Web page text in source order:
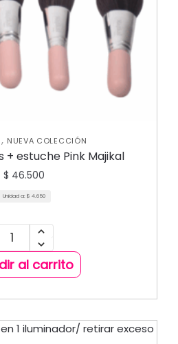
, NUEVA COLECCIÓN
+ estuche Pink Majikal
$ 46.500
Unidad a: $ 4.650
al carrito